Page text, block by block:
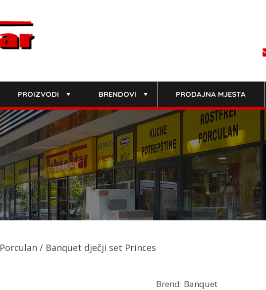
PROIZVODI BRENDOVI PRODAJNA MJESTA
Porculan / Banquet dječji set Princes
Brend: Banquet